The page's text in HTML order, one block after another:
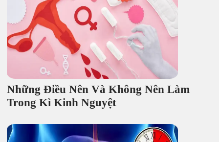
Những Điều Nên Và Không Nên Làm
Trong Kì Kinh Nguyệt